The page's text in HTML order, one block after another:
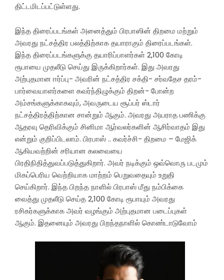
திட்டமிடப்பட்டுள்ளது.
இந்த திரைப்படங்கள் அனைத்தும் பிரபாஸின் திறமை மற்றும்
அவரது நட்சத்திர பலத்திற்காக தயாராகும் திரைப்படங்கள்.
இந்த திரைப்படங்களுக்கு தயாரிப்பாளர்கள் 2,100 கோடி
ரூபாயை முதலீடு செய்து இருக்கிறார்கள். இது அவரது
அற்புதமான ஈர்ப்பு- அவரின் நட்சத்திர சக்தி- சர்வதேச தரம்-
பார்வையாளர்களை கவர்ந்திழுக்கும் திறன்- போன்ற
அம்சங்களுக்காகவும், அவருடைய சூப்பர் ஸ்டார்
நட்சத்திரத்திற்கான சான்றும் ஆகும். அவரது அயராத பணிக்கு
ஆதரவு தெரிவிக்கும் சினிமா ஆர்வலர்களின் ஆசிர்வாதம் இது
என்றும் குறிப்பிடலாம். பிரபாஸ் .. கவர்ச்சி- திறமை – மேஜிக்
ஆகியவற்றின் சரியான கலவையை
பிரதிநிதித்துவப்படுத்துகிறார்.‌ அவர் நடிக்கும் ஒவ்வொரு படமும்
மிகப்பெரிய வெற்றியாக மாற்றம் பெறுவதையும் உறுதி
செய்கிறார். இந்த பிறந்த நாளில் பிரபாஸ் மீது நம்பிக்கை
வைத்து முதலீடு செய்த 2,100 கோடி ரூபாயும் அவரது
ரசிகர்களுக்காக அவர் வழங்கும் அற்புதமான படைப்புகள்
ஆகும். இதனையும் அவரது பிறந்தநாளில் கொண்டாடுவோம்